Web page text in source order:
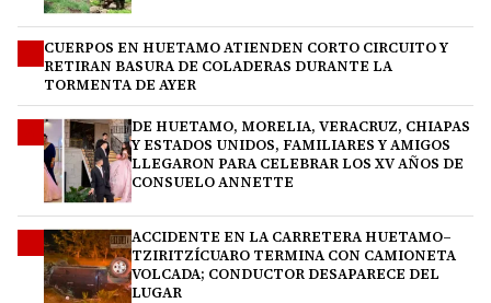
CUERPOS EN HUETAMO ATIENDEN CORTO CIRCUITO Y
RETIRAN BASURA DE COLADERAS DURANTE LA
TORMENTA DE AYER
DE HUETAMO, MORELIA, VERACRUZ, CHIAPAS
Y ESTADOS UNIDOS, FAMILIARES Y AMIGOS
LLEGARON PARA CELEBRAR LOS XV AÑOS DE
CONSUELO ANNETTE
ACCIDENTE EN LA CARRETERA HUETAMO–
TZIRITZÍCUARO TERMINA CON CAMIONETA
VOLCADA; CONDUCTOR DESAPARECE DEL
LUGAR